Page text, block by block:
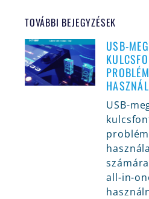
TOVÁBBI BEJEGYZÉSEK
USB-
USB-
all-in-